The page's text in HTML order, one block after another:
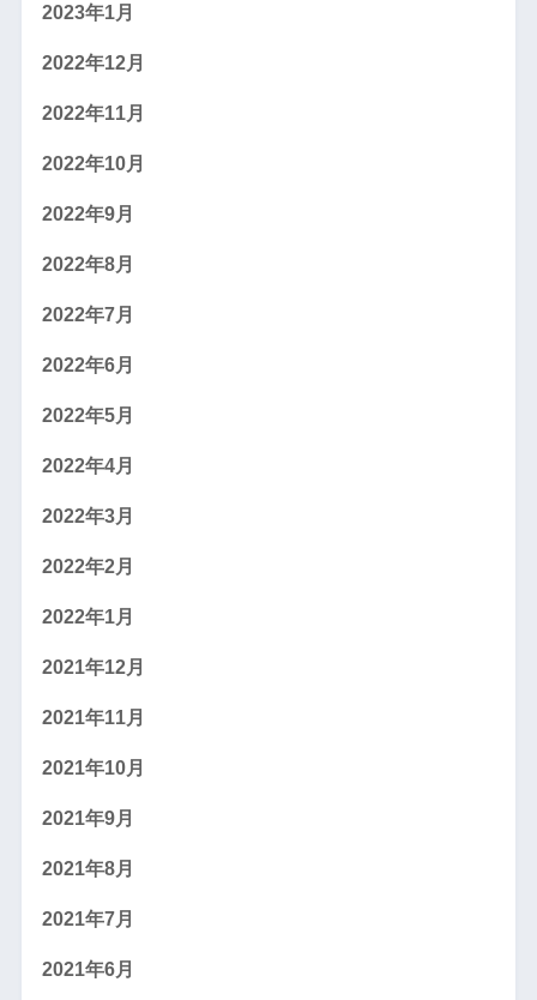
2023年1月
2022年12月
2022年11月
2022年10月
2022年9月
2022年8月
2022年7月
2022年6月
2022年5月
2022年4月
2022年3月
2022年2月
2022年1月
2021年12月
2021年11月
2021年10月
2021年9月
2021年8月
2021年7月
2021年6月